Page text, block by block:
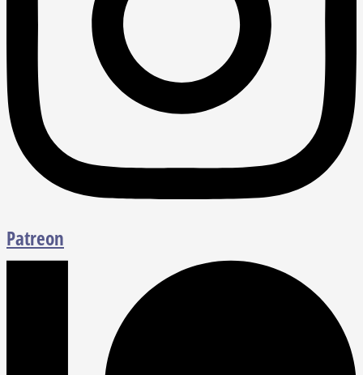
Patreon